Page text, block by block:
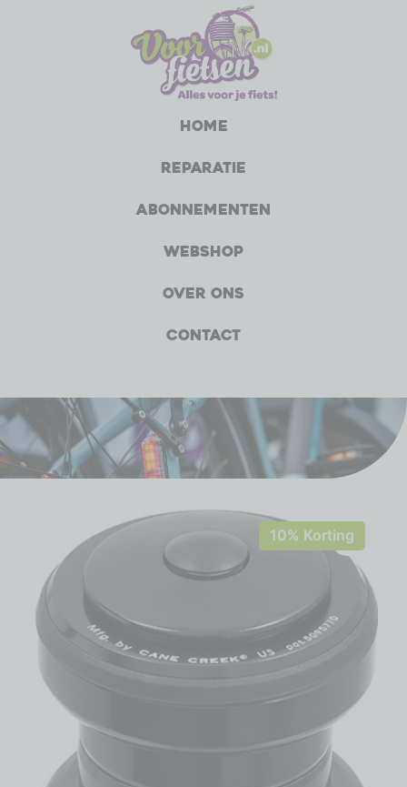
Home
Reparatie
Abonnementen
Webshop
Over ons
Contact
10% Korting